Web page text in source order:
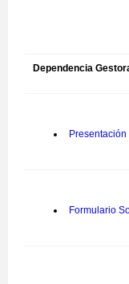
Dependencia
Formulario